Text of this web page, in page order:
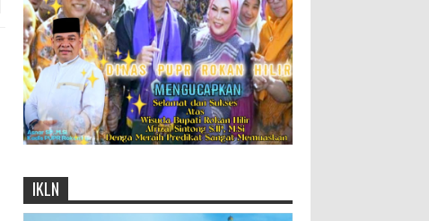
IKLN